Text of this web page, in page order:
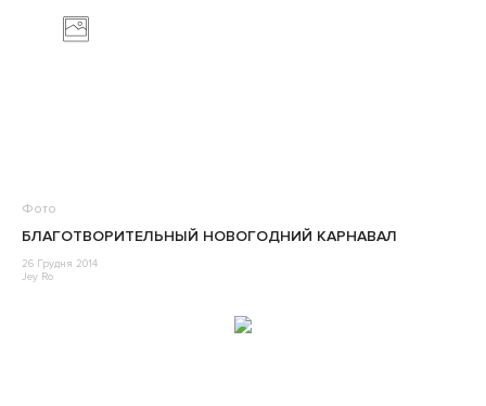
Фото
БЛАГОТВОРИТЕЛЬНЫЙ НОВОГОДНИЙ КАРНАВАЛ
26 Грудня 2014
Jey Ro